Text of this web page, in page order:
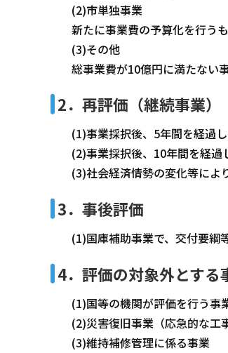
(2)市単独事業
新たに事業費の予算化を行う
(3)その他
総事業費が10億円に満たない
2．再評価（継続事業）
(1)事業採択後、5年間を経過
(2)事業採択後、10年間を経過
(3)社会経済情勢の変化等によ
3．事後評価
(1)国庫補助事業で、交付要綱
4．評価の対象外とする
(1)国等の機関が評価を行う事
(2)災害復旧事業（応急的な工事
(3)維持補修管理に係る事業